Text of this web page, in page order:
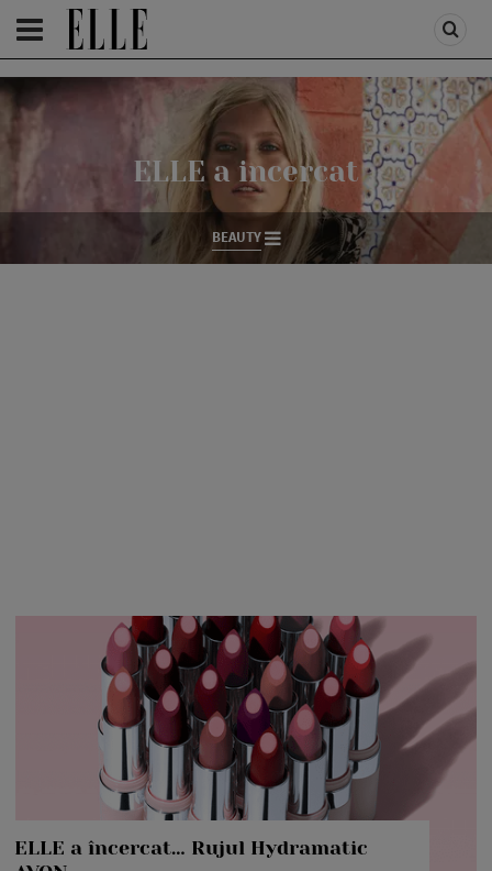
HOMEPAGE /BEAUTY
ELLE a incercat
BEAUTY
ELLE a încercat… Rujul Hydramatic